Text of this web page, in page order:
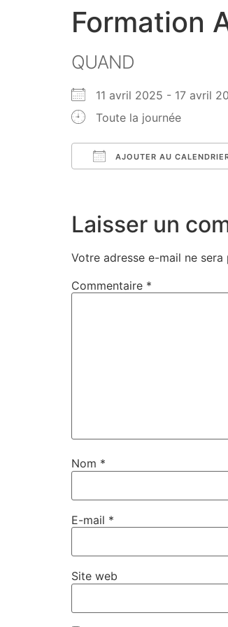
Formation
QUAND
11 avril 2025 - 17 avril
Toute la journée
AJOUTER AU
Laisser un
Votre adresse e-mail ne sera
Commentaire *
Nom *
E-mail *
Site web